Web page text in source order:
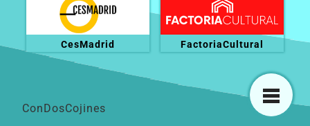
CesMadrid FactoriaCultural
ConDosCojines